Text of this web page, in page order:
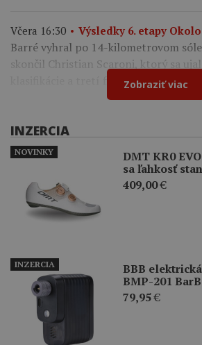
Včera 16:30 Výsledky 6. etapy
Barré vyhral po 14-kilometrovom
skončil Christian Scaroni, ktorý sa
klasifikácie a tretí finišoval Marco
Zobraziť viac
INZERCIA
DMT KR0
sa ľahkosť
409,00€
NOVINKY
BBB
BMP-201
79,95€
INZERCIA